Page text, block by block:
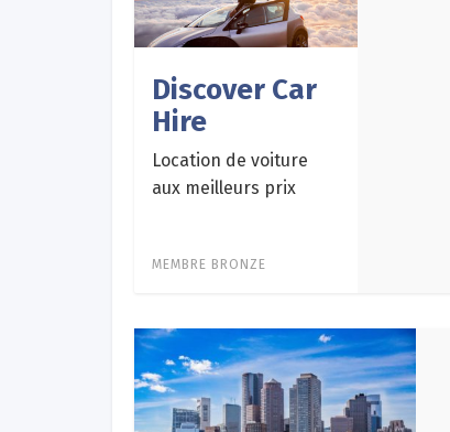
Discover Car
Hire
Location de voiture
aux meilleurs prix
MEMBRE BRONZE